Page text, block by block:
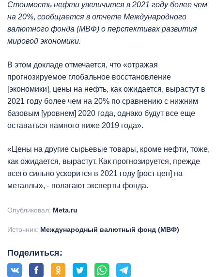
Стоимость нефти увеличится в 2021 году более чем
на 20%, сообщается в отчете Международного
валютного фонда (МВФ) о перспективах развития
мировой экономики.
В этом докладе отмечается, что «отражая
прогнозируемое глобальное восстановление
[экономики], цены на нефть, как ожидается, вырастут в
2021 году более чем на 20% по сравнению с нижним
базовым [уровнем] 2020 года, однако будут все еще
оставаться намного ниже 2019 года».
«Цены на другие сырьевые товары, кроме нефти, тоже,
как ожидается, вырастут. Как прогнозируется, прежде
всего сильно ускорится в 2021 году [рост цен] на
металлы», - полагают эксперты фонда.
Опубликовал: Meta.ru
Источник: Международный валютный фонд (МВФ)
Поделиться: